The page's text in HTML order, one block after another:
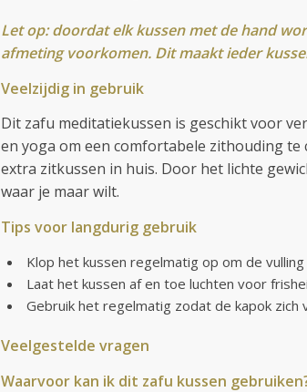
Let op: doordat elk kussen met de hand
afmeting voorkomen. Dit maakt ieder
Veelzijdig in gebruik
Dit zafu meditatiekussen is geschikt voor
en yoga om een comfortabele zithouding
extra zitkussen in huis. Door het lichte
waar je maar wilt.
Tips voor langdurig gebruik
Klop het kussen regelmatig op om de
Laat het kussen af en toe luchten voor
Gebruik het regelmatig zodat de kapok zich
Veelgestelde vragen
Waarvoor kan ik dit zafu kussen